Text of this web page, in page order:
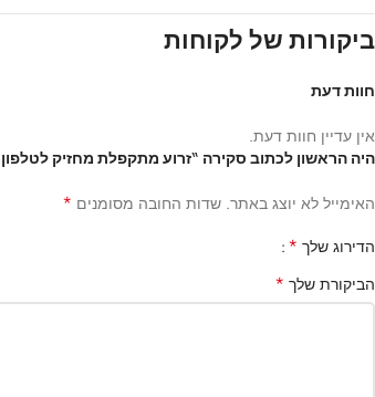
ביקורות של לקוחות
חוות דעת
אין עדיין חוות דעת.
היה הראשון לכתוב סקירה “זרוע מתקפלת מחזיק
האימייל לא יוצג באתר. שדות החובה מסומנים *
הדירוג שלך *
הביקורת שלך *